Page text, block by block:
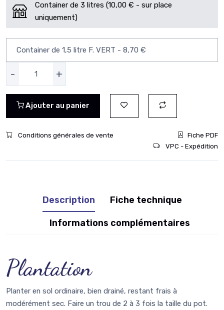
Container de 3 litres (10,00 € - sur place
uniquement)
- +
Ajouter au panier
Conditions générales de vente
Fiche PDF
VPC - Expédition
Description Fiche technique
Informations complémentaires
Plantation
Planter en sol ordinaire, bien drainé, restant frais à
modérément sec. Faire un trou de 2 à 3 fois la taille du pot.